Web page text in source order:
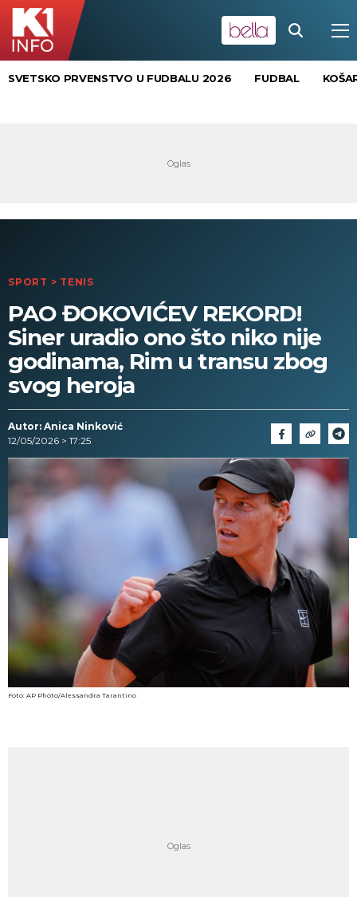
SVETSKO PRVENSTVO U FUDBALU 2026 FUDBAL
SPORT > TENIS
PAO ĐOKOVIĆEV REKORD!
Siner uradio ono što niko nije
godinama, Rim u transu zbog
svog heroja
Autor: Anica Ninković
12/05/2026 > 17:25
Foto: AP Photo/Alessandra Tarantino